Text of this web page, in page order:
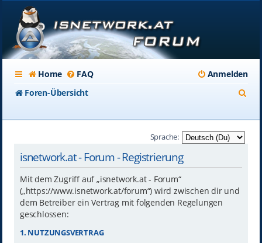
Home FAQ
Anmelden
Foren-Übersicht
Sprache:
isnetwork.at - Forum - Registrierung
Mit dem Zugriff auf „isnetwork.at - Forum“
(„https://www.isnetwork.at/forum“) wird zwischen dir und
dem Betreiber ein Vertrag mit folgenden Regelungen
geschlossen:
1. NUTZUNGSVERTRAG